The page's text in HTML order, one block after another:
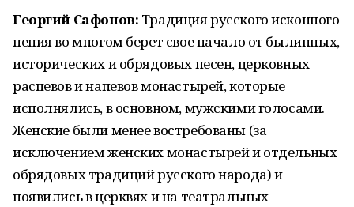
Георгий Сафонов: Традиция русского исконного
пения во многом берет свое начало от былинных,
исторических и обрядовых песен, церковных
распевов и напевов монастырей, которые
исполнялись, в основном, мужскими голосами.
Женские были менее востребованы (за
исключением женских монастырей и отдельных
обрядовых традиций русского народа) и
появились в церквях и на театральных